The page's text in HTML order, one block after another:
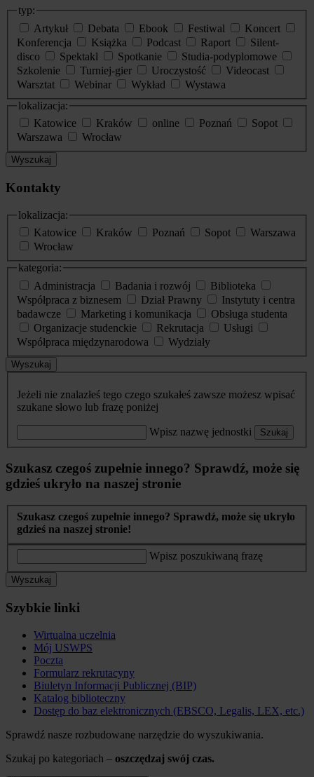
typ:
Artykuł
Debata Ebook Festiwal
Koncert
Konferencja
Książka Podcast Raport
Silent-
disco
Spektakl Spotkanie
Studia-podyplomowe
Szkolenie
Turniej-gier Uroczystość
Videocast
Warsztat
Webinar Wykład
Wystawa
lokalizacja:
Katowice
Kraków online Poznań
Sopot
Warszawa
Wrocław
Wyszukaj
Kontakty
lokalizacja:
Katowice
Kraków Poznań Sopot
Warszawa
Wrocław
kategoria:
Administracja
Badania i rozwój
Biblioteka
Współpraca z biznesem
Dział Prawny
Instytuty i centra
badawcze
Marketing i komunikacja
Obsługa studenta
Organizacje studenckie
Rekrutacja
Usługi
Współpraca międzynarodowa
Wydziały
Wyszukaj
Jeżeli nie znalazłeś tego czego szukałeś zawsze możesz wpisać
szukane słowo lub frazę poniżej
Wpisz nazwę jednostki Szukaj
Szukasz czegoś zupełnie innego? Sprawdź, może się
gdzieś ukryło na naszej stronie
Szukasz czegoś zupełnie innego? Sprawdź, może się ukryło
gdzieś na naszej stronie!
Wpisz poszukiwaną frazę
Wyszukaj
Szybkie linki
Wirtualna uczelnia
Mój USWPS
Poczta
Formularz rekrutacyny
Biuletyn Informacji Publicznej (BIP)
Katalog biblioteczny
Dostęp do baz elektronicznych (EBSCO, Legalis, LEX, etc.)
Sprawdź nasze rozbudowane narzędzie do wyszukiwania.
Szukaj po kategoriach – oszczędzaj swój czas.